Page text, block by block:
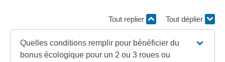
Tout replier Tout déplier
Quelles conditions remplir pour bénéficier du
bonus écologique pour un 2 ou 3 roues ou